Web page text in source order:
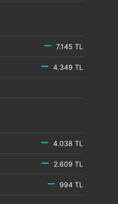
7.145 TL
4.349 TL
4.038 TL
2.609 TL
994 TL